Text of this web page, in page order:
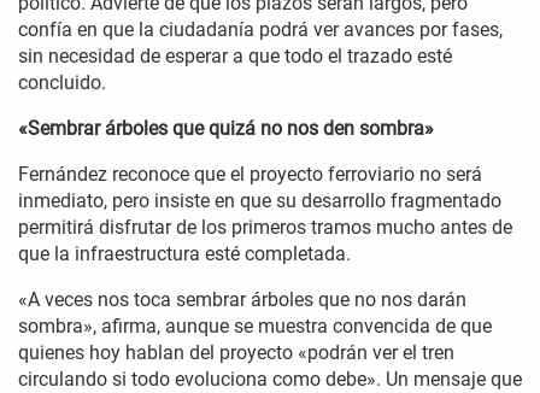
confía en que la ciudadanía podrá ver avances por fases,
sin necesidad de esperar a que todo el trazado esté
concluido.
«Sembrar árboles que quizá no nos den sombra»
Fernández reconoce que el proyecto ferroviario no será
inmediato, pero insiste en que su desarrollo fragmentado
permitirá disfrutar de los primeros tramos mucho antes de
que la infraestructura esté completada.
«A veces nos toca sembrar árboles que no nos darán
sombra», afirma, aunque se muestra convencida de que
quienes hoy hablan del proyecto «podrán ver el tren
circulando si todo evoluciona como debe». Un mensaje que